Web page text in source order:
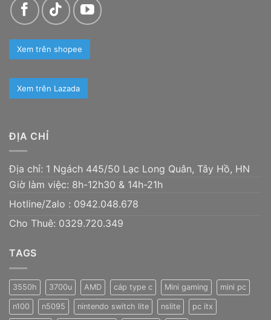
Xem trên shopee
Xem trên Lazada
ĐỊA CHỈ
Địa chỉ: 1 Ngách 445/50 Lạc Long Quân, Tây Hồ, HN
Giờ làm việc: 8h-12h30 & 14h-21h
Hotline/Zalo : 0942.048.678
Cho Thuê: 0329.720.349
TAGS
3550h 3700u AMD cáp type c Mini gaming mini pc
n100 n5095 nintendo switch lite nslite pc itx